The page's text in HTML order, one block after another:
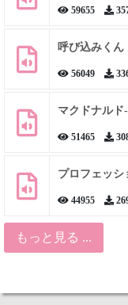
59655
呼び込みくん
56049
マクドナルド
51465
プロフェッシ
44955
もっと見る ...